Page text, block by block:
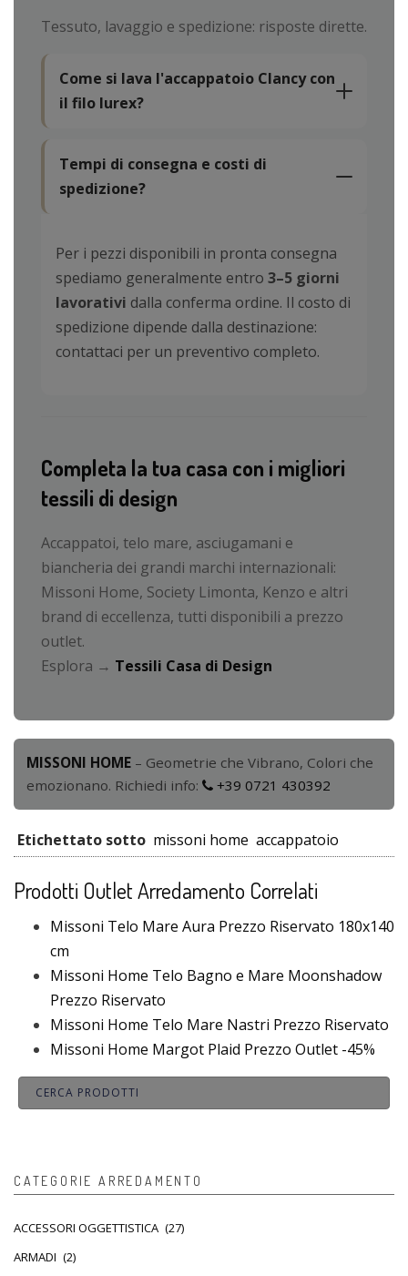
Tessuto, lavaggio e spedizione: risposte dirette.
Come si lava l'accappatoio Clancy con
il filo lurex?
Tempi di consegna e costi di
spedizione?
Per i pezzi disponibili in pronta consegna
spediamo generalmente entro 3–5 giorni
lavorativi dalla conferma ordine. Il costo di
spedizione dipende dalla destinazione:
contattaci per un preventivo completo.
Completa la tua casa con i migliori
tessili di design
Accappatoi, telo mare, asciugamani e
biancheria dei grandi marchi internazionali:
Missoni Home, Society Limonta, Kenzo e altri
brand di eccellenza, tutti disponibili a prezzo
outlet.
Esplora → Tessili Casa di Design
MISSONI HOME – Geometrie che Vibrano, Colori che
emozionano. Richiedi info:
+39 0721 430392
Etichettato sotto missoni home accappatoio
Prodotti Outlet Arredamento Correlati
Missoni Telo Mare Aura Prezzo Riservato 180x140
cm
Missoni Home Telo Bagno e Mare Moonshadow
Prezzo Riservato
Missoni Home Telo Mare Nastri Prezzo Riservato
Missoni Home Margot Plaid Prezzo Outlet -45%
CATEGORIE ARREDAMENTO
ACCESSORI OGGETTISTICA (27)
ARMADI (2)